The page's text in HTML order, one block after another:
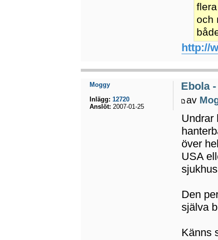
och
http://
Ebola
av
Undrar
över
USA
Den
själva
Känns
Moggy
Inlägg: 12720
Anslöt: 2007-01-25